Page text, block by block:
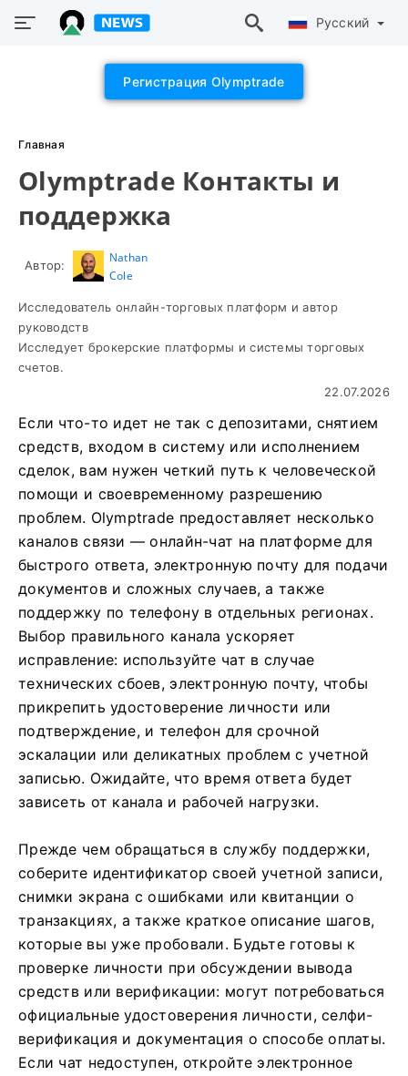
Русский
Регистрация Olymptrade
Главная
Olymptrade Контакты и
поддержка
Автор:
Nathan
Cole
Исследователь онлайн-торговых платформ и автор
руководств
Исследует брокерские платформы и системы торговых
счетов.
22.07.2026
Если что-то идет не так с депозитами, снятием
средств, входом в систему или исполнением
сделок, вам нужен четкий путь к человеческой
помощи и своевременному разрешению
проблем. Olymptrade предоставляет несколько
каналов связи — онлайн-чат на платформе для
быстрого ответа, электронную почту для подачи
документов и сложных случаев, а также
поддержку по телефону в отдельных регионах.
Выбор правильного канала ускоряет
исправление: используйте чат в случае
технических сбоев, электронную почту, чтобы
прикрепить удостоверение личности или
подтверждение, и телефон для срочной
эскалации или деликатных проблем с учетной
записью. Ожидайте, что время ответа будет
зависеть от канала и рабочей нагрузки.
Прежде чем обращаться в службу поддержки,
соберите идентификатор своей учетной записи,
снимки экрана с ошибками или квитанции о
транзакциях, а также краткое описание шагов,
которые вы уже пробовали. Будьте готовы к
проверке личности при обсуждении вывода
средств или верификации: могут потребоваться
официальные удостоверения личности, селфи-
верификация и документация о способе оплаты.
Если чат недоступен, откройте электронное